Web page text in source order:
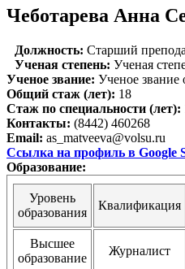
Чеботарева Анна
Должность: Старший
Ученая степень: Ученая
Ученое звание: Ученое звание
Общий стаж (лет): 18
Стаж по специальности (лет):
Контакты: (8442) 460268
Email: as_matveeva@volsu.ru
Ссылка на профиль в Google
Образование:
Уровень
образования
Квалификация
Высшее
образование
Журналист